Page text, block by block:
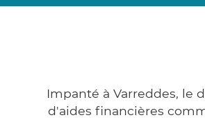
Impanté à Varreddes, le
d'aides financières